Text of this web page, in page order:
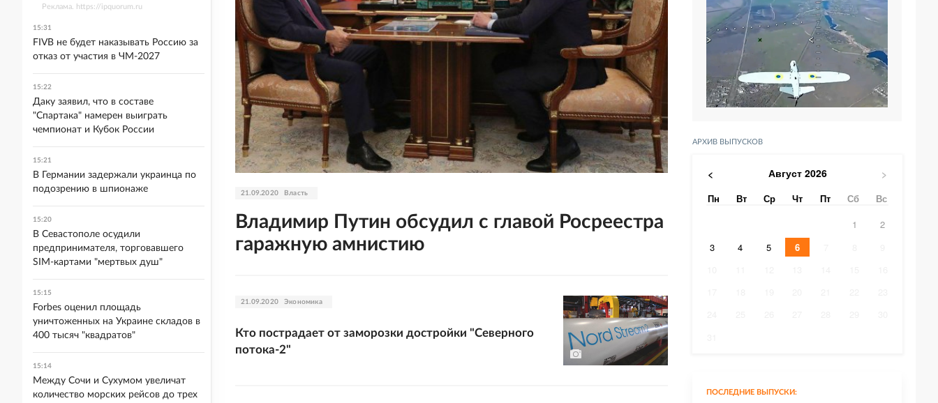
21.09.2020 Власть
Владимир Путин обсудил с главой Росреестра
гаражную амнистию
21.09.2020 Экономика
Кто пострадает от заморозки достройки "Северного
потока-2"
АРХИВ ВЫПУСКОВ
< Август 2026 >
Пн Вт Ср Чт Пт Сб
Вс
1
2
3
4 5 6
ПОСЛЕДНИЕ ВЫПУСКИ:
Реклама. https://ipquorum.ru
15:31
FIVB не будет наказывать Россию за
отказ от участия в ЧМ-2027
15:22
Даку заявил, что в составе
"Спартака" намерен выиграть
чемпионат и Кубок России
15:21
В Германии задержали украинца по
подозрению в шпионаже
15:20
В Севастополе осудили
предпринимателя, торговавшего
SIM-картами "мертвых душ"
15:15
Forbes оценил площадь
уничтоженных на Украине складов в
400 тысяч "квадратов"
15:14
Между Сочи и Сухумом увеличат
количество морских рейсов до трех